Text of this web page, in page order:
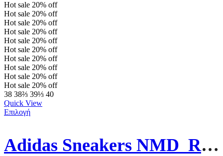
Hot sale 20% off
Hot sale 20% off
Hot sale 20% off
Hot sale 20% off
Hot sale 20% off
Hot sale 20% off
Hot sale 20% off
Hot sale 20% off
Hot sale 20% off
Hot sale 20% off
38 38⅔ 39⅓ 40
Quick View
Επιλογή
Adidas Sneakers NMD_R1 H02334 Λευκό